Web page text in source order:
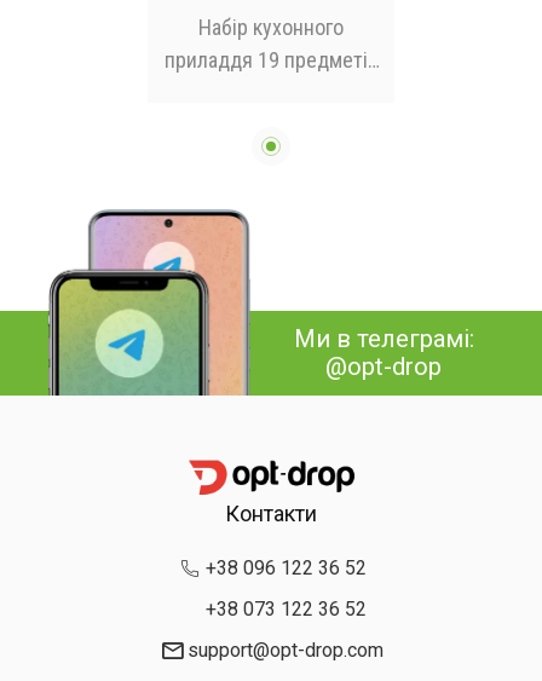
Набір кухонного
приладдя 19 предметів
набором ножів ZP-0102
Ми в телеграмі:
@opt-drop
Контакти
+38 096 122 36 52
+38 073 122 36 52
support@opt-drop.com